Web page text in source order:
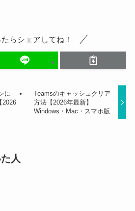
らシェアしてね！
に
2026
Teamsのキャッシュクリア
方法【2026年最新】
Windows・Mac・スマホ版
人